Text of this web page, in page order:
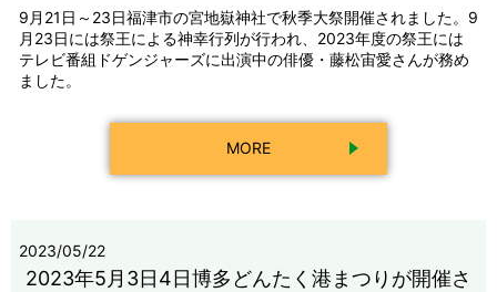
9月21日～23日福津市の宮地嶽神社で秋季大祭開催されました。9
月23日には祭王による神幸行列が行われ、2023年度の祭王には
テレビ番組ドゲンジャーズに出演中の俳優・藤松宙愛さんが務め
ました。
MORE
2023/05/22
2023年5月3日4日博多どんたく港まつりが開催さ